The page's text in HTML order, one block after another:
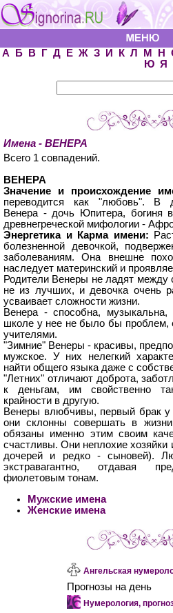
А Б В Г Д Е Ж З И К Л М Н
Ю Я
Имена - ВЕНЕРА
Всего 1 совпадений.
ВЕНЕРА
Значение и происхождение
переводится как "любовь". В
Венера - дочь Юпитера, богиня
древнегреческой мифологии -
Энергетика и Карма имени:
болезненной девочкой,
заболеваниям. Она внешне
наследует материнский и
Родители Венеры не ладят между
не из лучших, и девочка очень
усваивает сложности жизни.
Венера - способна,
школе у нее не было бы проблем,
учителями.
"Зимние" Венеры - красивы,
мужское. У них нелегкий
найти общего языка даже с
"Летних" отличают доброта,
к деньгам, им свойственно
крайности в другую.
Венеры влюбчивы, первый брак у
они склонны совершать в
обязаны именно этим своим
счастливы. Они неплохие
дочерей и редко - сыновей).
экстравагантно, отдавая
фиолетовым тонам.
Мужские имена
Женские имена
Ангельская
Прогнозы на день
Нумерология,